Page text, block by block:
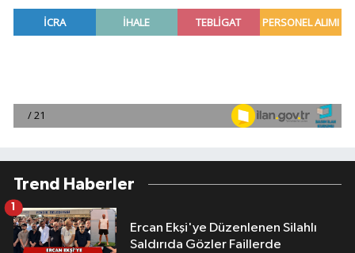
Trend Haberler
Ercan Ekşi'ye Düzenlenen Silahlı
Saldırıda Gözler Faillerde
1